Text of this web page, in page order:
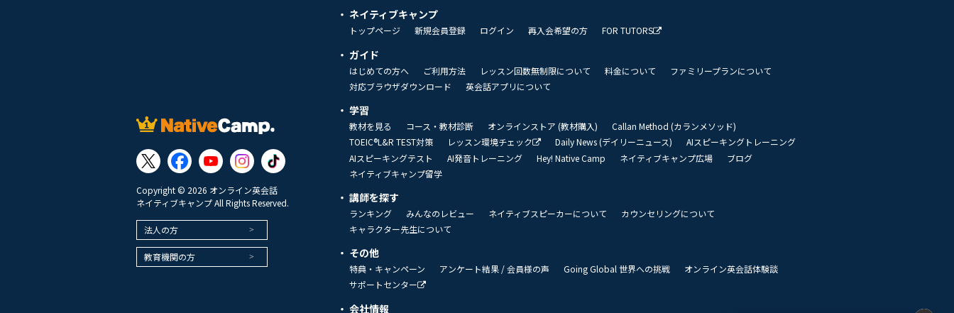
Copyright © 2026 オンライン英会話
ネイティブキャンプ All Rights Reserved.
法人の方
教育機関の方
ネイティブキャンプ
トップページ 新規会員登録 ログイン 再入会希望の方 FOR TUTORS
ガイド
はじめての方へ ご利用方法 レッスン回数無制限について 料金について
ファミリープランについて
対応ブラウザダウンロード
英会話アプリについて
学習
教材を見る コース・教材診断 オンラインストア (教材購入)
Callan Method (カランメソッド)
TOEIC®L&R TEST対策
レッスン環境チェック Daily News (デイリーニュース)
AIスピーキングトレーニング
AIスピーキングテスト
AI発音トレーニング Hey! Native Camp ネイティブキャンプ広場
ブログ
ネイティブキャンプ留学
講師を探す
ランキング みんなのレビュー ネイティブスピーカーについて
カウンセリングについて
キャラクター先生について
その他
特典・キャンペーン アンケート結果 / 会員様の声 Going Global 世界への挑戦
オンライン英会話体験談
サポートセンター
会社情報